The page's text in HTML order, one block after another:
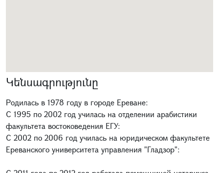
Կենսագրությունը
Родилась в 1978 году в городе Ереване:
С 1995 по 2002 год училась на отделении арабистики
факультета востоковедения ЕГУ:
С 2002 по 2006 год училась на юридическом факультете
Ереванского университета управления "Гладзор":